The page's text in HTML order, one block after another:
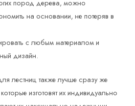
пород дерева, можно
на основании, не потеряв в
с любым материалом и
дизайн.
лестниц также лучше сразу же
изготовят их индивидуально